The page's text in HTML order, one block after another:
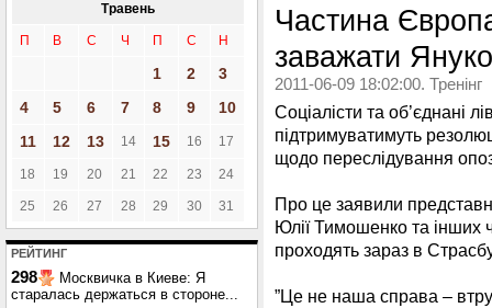
Травень
П В С Ч П С Н
1 2
3
4
5 6 7 8 9
10
11
12 13 14 15 16 17
18 19 20 21 22 23 24
25 26 27 28 29 30 31
РЕЙТИНГ
298
Москвичка в Киеве: Я
старалась держаться в стороне...
Частина
заважати
2011-06-09 18:02:00. Тренінг
Соціалісти та об’єднані
підтримуватимуть
щодо переслідування
Про це заявили
Юлії Тимошенко та інших
проходять зараз в
”Це не наша справа –